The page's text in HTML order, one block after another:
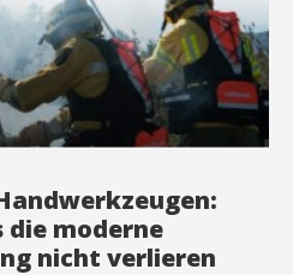
die moderne
nicht verlieren